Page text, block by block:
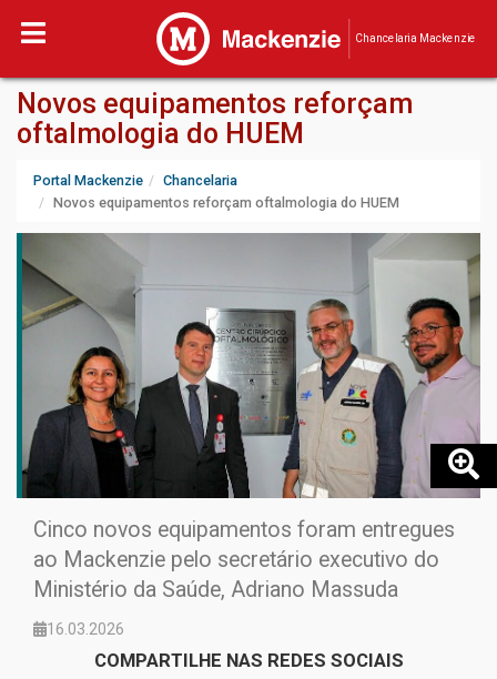
Chancelaria Mackenzie
Novos equipamentos reforçam
oftalmologia do HUEM
Portal Mackenzie
Chancelaria
Novos equipamentos reforçam oftalmologia do HUEM
Cinco novos equipamentos foram entregues
ao Mackenzie pelo secretário executivo do
Ministério da Saúde, Adriano Massuda
16.03.2026
COMPARTILHE NAS REDES SOCIAIS